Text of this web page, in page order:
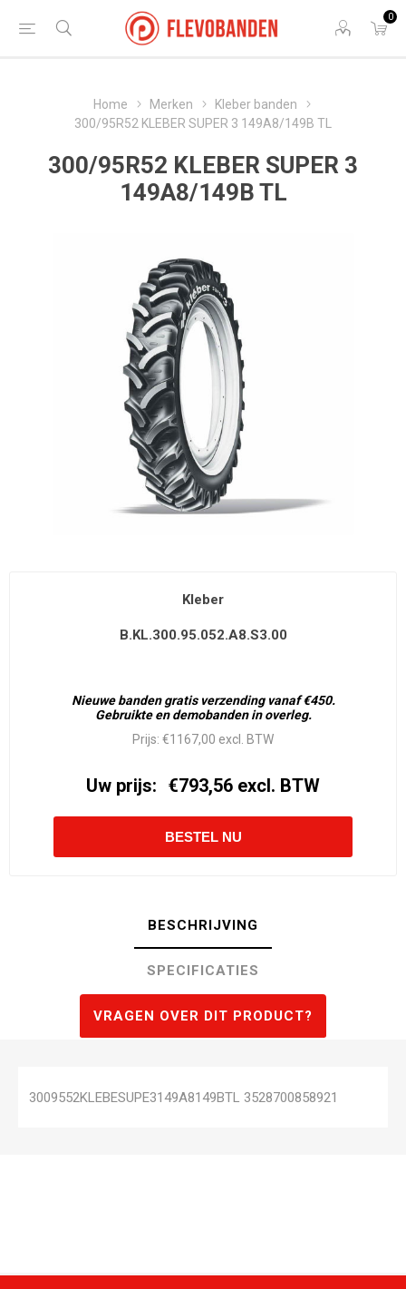
0
Home Merken
Kleber banden
300/95R52 KLEBER SUPER 3 149A8/149B TL
300/95R52 KLEBER SUPER 3
149A8/149B TL
Kleber
B.KL.300.95.052.A8.S3.00
Nieuwe banden gratis verzending vanaf €450.
Gebruikte en demobanden in overleg.
Prijs: €1167,00 excl. BTW
Uw prijs: €793,56 excl. BTW
BESCHRIJVING
SPECIFICATIES
VRAGEN OVER DIT PRODUCT?
3009552KLEBESUPE3149A8149BTL 3528700858921